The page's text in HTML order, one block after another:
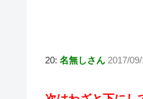
20: 名無しさん 2017/